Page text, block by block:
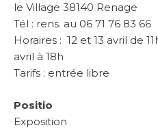
le Village 38140 Renage
Tél : rens. au 06 71 76 83 66
Horaires : 12 et 13 avril de
avril à 18h
Tarifs : entrée libre
Positio
Exposition